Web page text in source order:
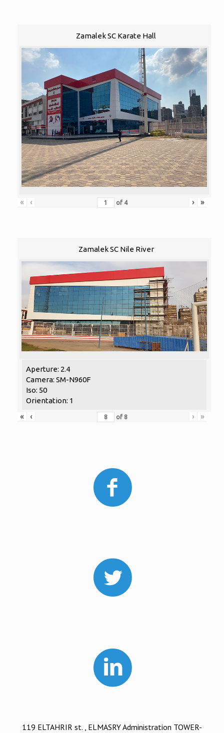
Zamalek SC Karate Hall
« ‹ of 4 › »
Zamalek SC Nile River
Aperture: 2.4
Camera: SM-N960F
Iso: 50
Orientation: 1
«
‹ of 8 › »
119 ELTAHRIR st. , ELMASRY Administration TOWER-